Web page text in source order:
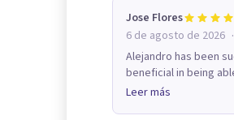
Jose Flores
6 de agosto de 2026 ·
Alejandro has been
beneficial in being
Leer más